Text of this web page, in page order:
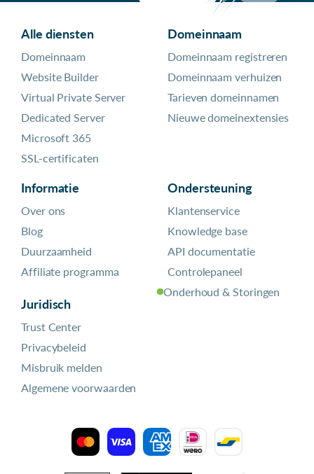
Alle diensten
Domeinnaam
Website Builder
Virtual Private Server
Dedicated Server
Microsoft 365
SSL-certificaten
Domeinnaam
Domeinnaam registreren
Domeinnaam verhuizen
Tarieven domeinnamen
Nieuwe domeinextensies
Informatie
Over ons
Blog
Duurzaamheid
Affiliate programma
Juridisch
Trust Center
Privacybeleid
Misbruik melden
Algemene voorwaarden
Ondersteuning
Klantenservice
Knowledge base
API documentatie
Controlepaneel
Onderhoud & Storingen